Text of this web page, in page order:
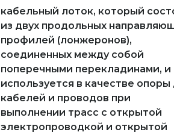
кабельный лоток, который
из двух продольных
профилей (лонжеронов),
соединенных между собой
поперечными перекладинами, и
используется в качестве опоры
кабелей и проводов при
выполнении трасс с открытой
электропроводкой и открытой